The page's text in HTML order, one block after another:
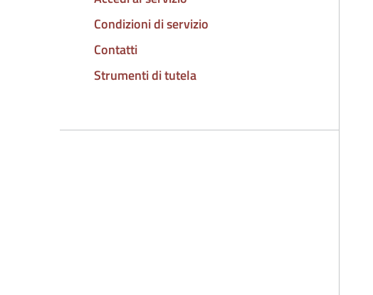
Condizioni di servizio
Contatti
Strumenti di tutela